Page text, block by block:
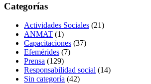
Categorías
Actividades Sociales (21)
ANMAT (1)
Capacitaciones (37)
Efemérides (7)
Prensa (129)
Responsabilidad social (14)
Sin categoría (42)